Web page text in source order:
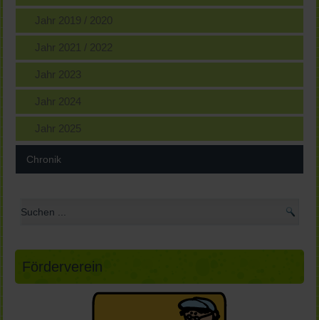
Jahr 2019 / 2020
Jahr 2021 / 2022
Jahr 2023
Jahr 2024
Jahr 2025
Chronik
Förderverein